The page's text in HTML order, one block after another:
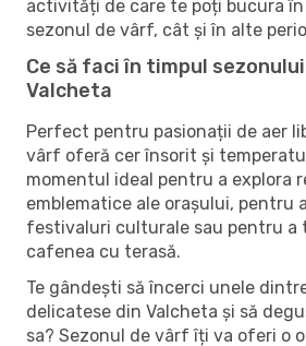
activități de care te poți bucura în
sezonul de vârf, cât și în alte
Ce să faci în timpul
Valcheta
Perfect pentru pasionații de aer
vârf oferă cer însorit și
momentul ideal pentru a explora
emblematice ale orașului, pentru
festivaluri culturale sau pentru a
cafenea cu terasă.
Te gândești să încerci unele
delicatese din Valcheta și să
sa? Sezonul de vârf îți va oferi o